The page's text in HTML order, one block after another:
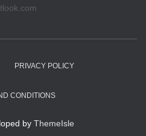
PRIVACY POLICY
CONDITIONS
by ThemeIsle